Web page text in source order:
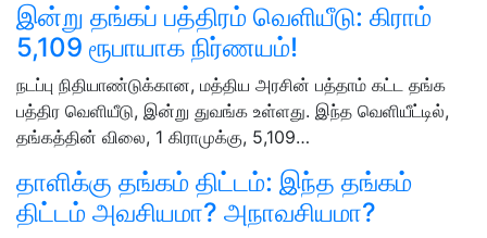
இன்று தங்கப் பத்திரம் வெளியீடு: கிராம்
5,109 ரூபாயாக நிர்ணயம்!
நடப்பு நிதியாண்டுக்கான, மத்திய அரசின் பத்தாம் கட்ட தங்க
பத்திர வெளியீடு, இன்று துவங்க உள்ளது. இந்த வெளியீட்டில்,
தங்கத்தின் விலை, 1 கிராமுக்கு, 5,109…
தாளிக்கு தங்கம் திட்டம்: இந்த தங்கம்
திட்டம் அவசியமா? அநாவசியமா?